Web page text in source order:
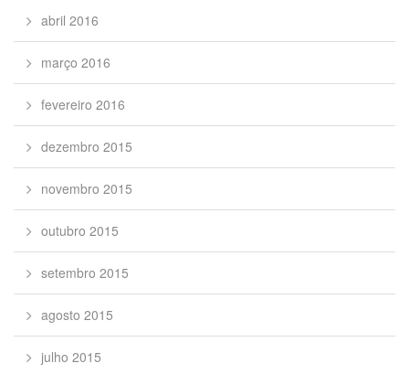
abril 2016
março 2016
fevereiro 2016
dezembro 2015
novembro 2015
outubro 2015
setembro 2015
agosto 2015
julho 2015